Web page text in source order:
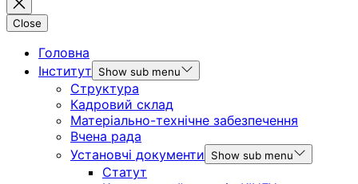
Close
Головна
Інститут
Show sub menu
Структура
Кадровий склад
Матеріально-технічне забезпечення
Вчена рада
Установчі документи
Show sub menu
Статут